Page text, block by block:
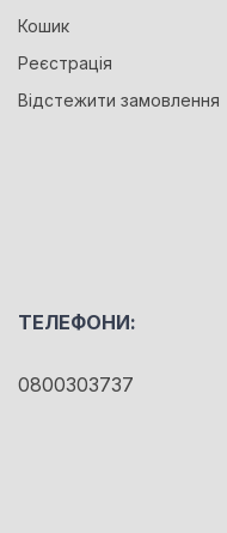
Кошик
Реєстрація
Відстежити замовлення
ТЕЛЕФОНИ:
0800303737